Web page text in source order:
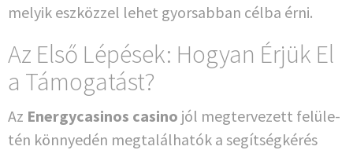
melyik eszköz­zel lehet gyor­sab­ban cél­ba érni.
Az Első Lépések: Hogyan Érjük El
a Támogatást?
Az Ener­gy­ca­si­nos casi­no jól meg­ter­ve­zett felü­le­
tén kön­ny­edén meg­talál­ha­tók a segít­ség­ké­rés